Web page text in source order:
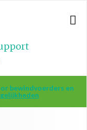
bewindvoerders en